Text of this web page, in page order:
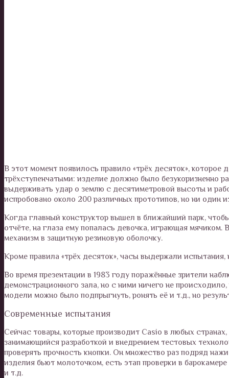
В этот момент появилось правило «трёх десяток»,
трёхступенчатыми: изделие должно было безукоризненно
выдерживать удар о землю с десятиметровой высоты и
испробовано около 200 различных прототипов, но ни один
Когда главный конструктор вышел в ближайший парк,
отчёте, на глаза ему попалась девочка, играющая
механизм в защитную резиновую оболочку.
Кроме правила «трёх десяток», часы выдержали
Во время презентации в 1983 году поражённые зрители
демонстрационного зала, но с ними ничего не
модели можно было подпрыгнуть, ронять её и т.д., но
Современные испытания
Сейчас товары, которые производит Casio в любых
занимающийся разработкой и внедрением тестовых
проверять прочность кнопки. Он множество раз подряд
изделия бьют молоточком, есть этап проверки в
и т.д.